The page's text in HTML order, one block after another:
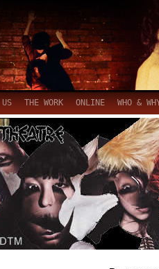
US THE WORK ONLINE WHO &